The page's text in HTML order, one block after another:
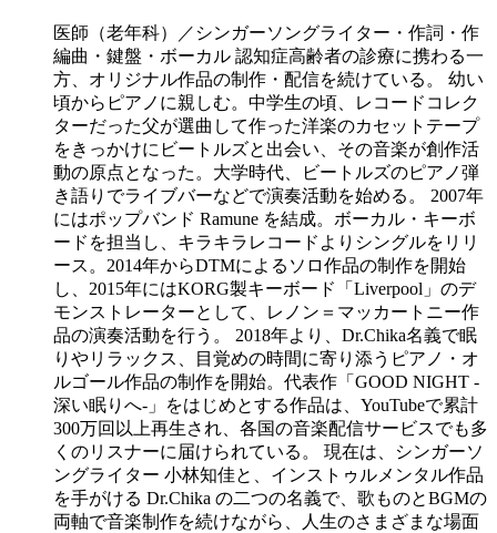
医師（老年科）／シンガーソングライター・作詞・作
編曲・鍵盤・ボーカル 認知症高齢者の診療に携わる一
方、オリジナル作品の制作・配信を続けている。 幼い
頃からピアノに親しむ。中学生の頃、レコードコレク
ターだった父が選曲して作った洋楽のカセットテープ
をきっかけにビートルズと出会い、その音楽が創作活
動の原点となった。大学時代、ビートルズのピアノ弾
き語りでライブバーなどで演奏活動を始める。 2007年
にはポップバンド Ramune を結成。ボーカル・キーボ
ードを担当し、キラキラレコードよりシングルをリリ
ース。2014年からDTMによるソロ作品の制作を開始
し、2015年にはKORG製キーボード「Liverpool」のデ
モンストレーターとして、レノン＝マッカートニー作
品の演奏活動を行う。 2018年より、Dr.Chika名義で眠
りやリラックス、目覚めの時間に寄り添うピアノ・オ
ルゴール作品の制作を開始。代表作「GOOD NIGHT -
深い眠りへ-」をはじめとする作品は、YouTubeで累計
300万回以上再生され、各国の音楽配信サービスでも多
くのリスナーに届けられている。 現在は、シンガーソ
ングライター 小林知佳と、インストゥルメンタル作品
を手がける Dr.Chika の二つの名義で、歌ものとBGMの
両軸で音楽制作を続けながら、人生のさまざまな場面